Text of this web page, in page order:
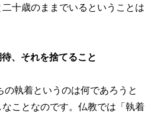
十歳のままでいるということは
、それを捨てること
執着というのは何であろうと
ことなのです。仏教では「執着